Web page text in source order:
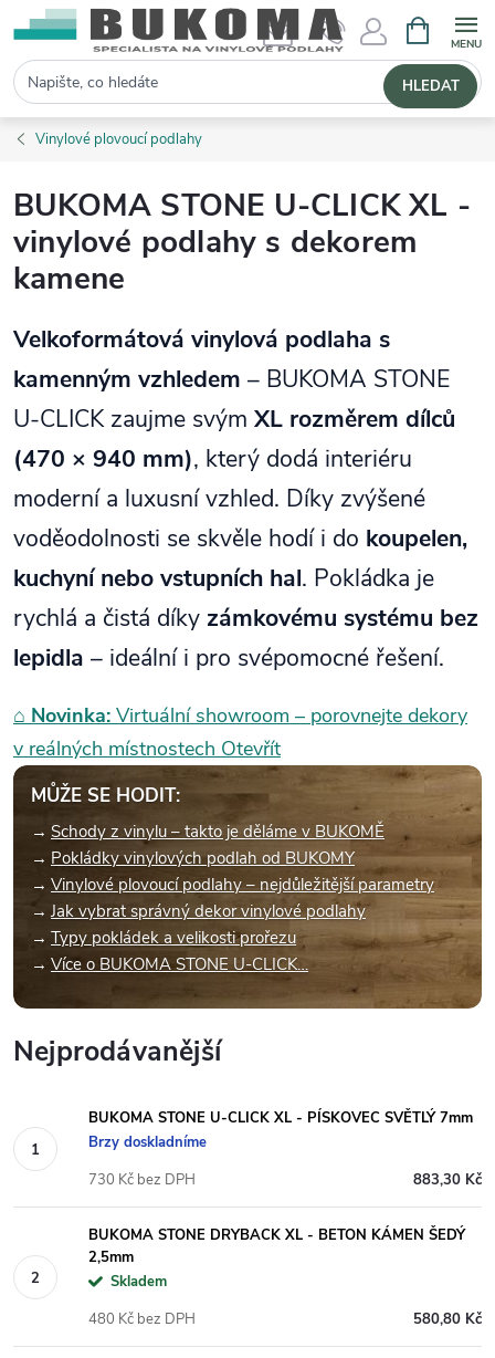
Hledat HLEDAT
Vinylové plovoucí podlahy
BUKOMA STONE U-CLICK XL -
vinylové podlahy s dekorem
kamene
Velkoformátová vinylová podlaha s
kamenným vzhledem – BUKOMA STONE
U-CLICK zaujme svým XL rozměrem dílců
(470 × 940 mm), který dodá interiéru
moderní a luxusní vzhled. Díky zvýšené
voděodolnosti se skvěle hodí i do koupelen,
kuchyní nebo vstupních hal. Pokládka je
rychlá a čistá díky zámkovému systému bez
lepidla – ideální i pro svépomocné řešení.
⌂ Novinka: Virtuální showroom – porovnejte dekory
v reálných místnostech Otevřít
MŮŽE SE HODIT:
Schody z vinylu – takto je děláme v BUKOMĚ
Pokládky vinylových podlah od BUKOMY
Vinylové plovoucí podlahy – nejdůležitější parametry
Jak vybrat správný dekor vinylové podlahy
Typy pokládek a velikosti prořezu
Více o BUKOMA STONE U-CLICK…
Nejprodávanější
BUKOMA STONE U-CLICK XL - PÍSKOVEC SVĚTLÝ 7mm
Brzy doskladníme
883,30 Kč
730 Kč bez DPH
BUKOMA STONE DRYBACK XL - BETON KÁMEN ŠEDÝ
2,5mm
Skladem
580,80 Kč
480 Kč bez DPH